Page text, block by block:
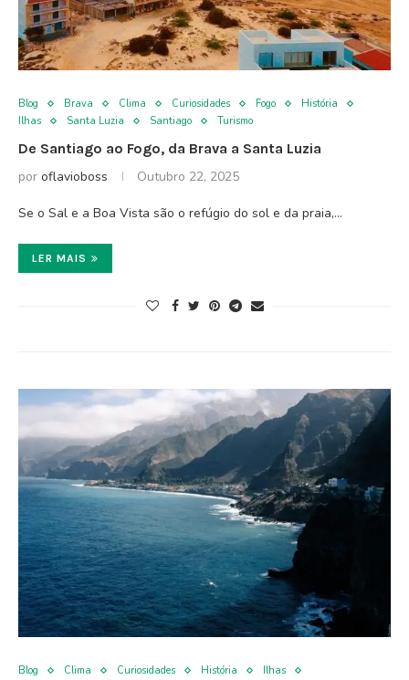
Blog Brava Clima Curiosidades Fogo
História
Ilhas
Santa Luzia Santiago Turismo
De Santiago ao Fogo, da Brava a Santa Luzia
por oflavioboss Outubro 22, 2025
Se o Sal e a Boa Vista são o refúgio do sol e da praia,…
LER MAIS
Blog Clima Curiosidades História
Ilhas